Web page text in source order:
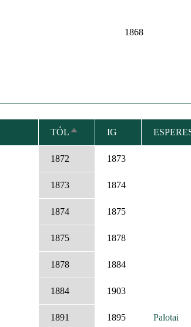
1868
TÓLCSÖKKENŐ
RENDEZÉS
IG
1872 1873
1873 1874
1874 1875
1875 1878
1878 1884
1884 1903
1891 1895 Palotai